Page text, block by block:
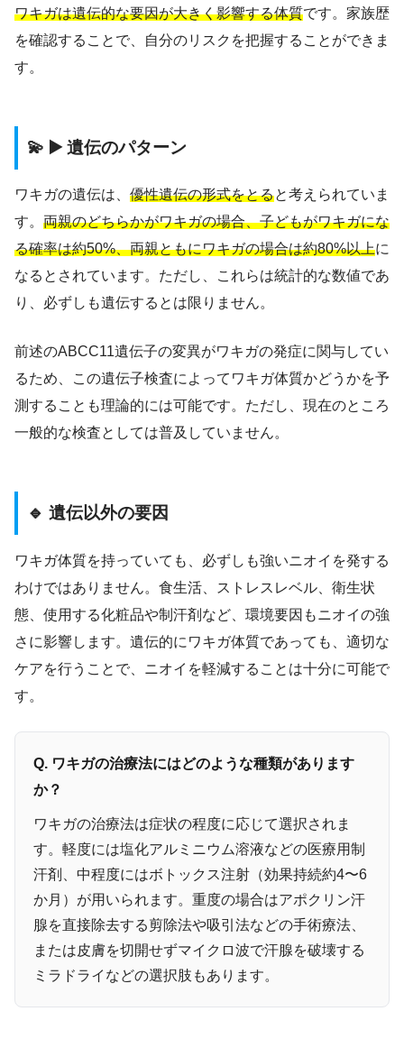
ワキガは遺伝的な要因が大きく影響する体質です。家族歴
を確認することで、自分のリスクを把握することができま
す。
💫 ▶️ 遺伝のパターン
ワキガの遺伝は、 優性遺伝の形式をとると考えられていま
す。 両親のどちらかがワキガの場合、子どもがワキガにな
る確率は約50%、両親ともにワキガの場合は約80%以上に
なるとされています。ただし、これらは統計的な数値であ
り、必ずしも遺伝するとは限りません。
前述のABCC11遺伝子の変異がワキガの発症に関与してい
るため、この遺伝子検査によってワキガ体質かどうかを予
測することも理論的には可能です。ただし、現在のところ
一般的な検査としては普及していません。
🔹 遺伝以外の要因
ワキガ体質を持っていても、必ずしも強いニオイを発する
わけではありません。食生活、ストレスレベル、衛生状
態、使用する化粧品や制汗剤など、環境要因もニオイの強
さに影響します。遺伝的にワキガ体質であっても、適切な
ケアを行うことで、ニオイを軽減することは十分に可能で
す。
Q. ワキガの治療法にはどのような種類があります
か？
ワキガの治療法は症状の程度に応じて選択されま
す。軽度には塩化アルミニウム溶液などの医療用制
汗剤、中程度にはボトックス注射（効果持続約4〜6
か月）が用いられます。重度の場合はアポクリン汗
腺を直接除去する剪除法や吸引法などの手術療法、
または皮膚を切開せずマイクロ波で汗腺を破壊する
ミラドライなどの選択肢もあります。